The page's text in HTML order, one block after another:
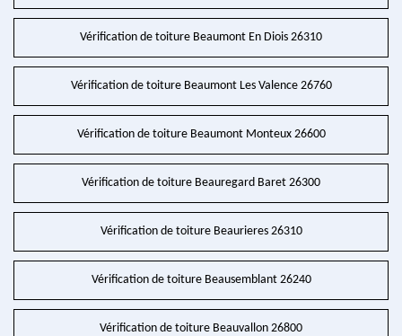
Vérification de toiture Beaumont En Diois 26310
Vérification de toiture Beaumont Les Valence 26760
Vérification de toiture Beaumont Monteux 26600
Vérification de toiture Beauregard Baret 26300
Vérification de toiture Beaurieres 26310
Vérification de toiture Beausemblant 26240
Vérification de toiture Beauvallon 26800